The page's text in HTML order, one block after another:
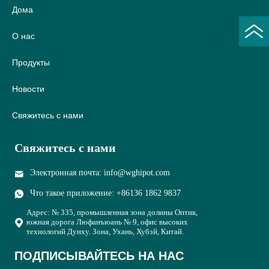
Дома
О нас
Продукты
Новости
Свяжитесь с нами
Свяжитесь с нами
Электронная почта: info@wghipot.com
Что такое приложение: +86136 1862 9837
Адрес: № 335, промышленная зона долины Оптик,
южная дорога Люфанъюань № 9, офис высоких
технологий Дунху. Зона, Ухань, Хубэй, Китай.
ПОДПИСЫВАЙТЕСЬ НА НАС